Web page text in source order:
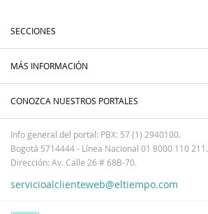
SECCIONES
MÁS INFORMACIÓN
CONOZCA NUESTROS PORTALES
Info general del portal: PBX: 57 (1) 2940100.
Bogotá 5714444 - Línea Nacional 01 8000 110 211.
Dirección: Av. Calle 26 # 68B-70.
servicioalclienteweb@eltiempo.com